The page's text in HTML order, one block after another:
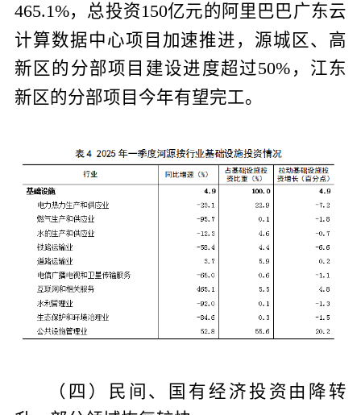
465.1%，总投资150亿元的阿里巴巴广东云
计算数据中心项目加速推进，源城区、高
新区的分部项目建设进度超过50% ，江东
新区的分部项目今年有望完工。
（四）民间、国有经济投资由降转